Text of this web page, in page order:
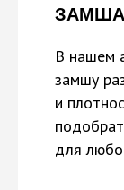
ЗАМША
В нашем
замшу
и
для